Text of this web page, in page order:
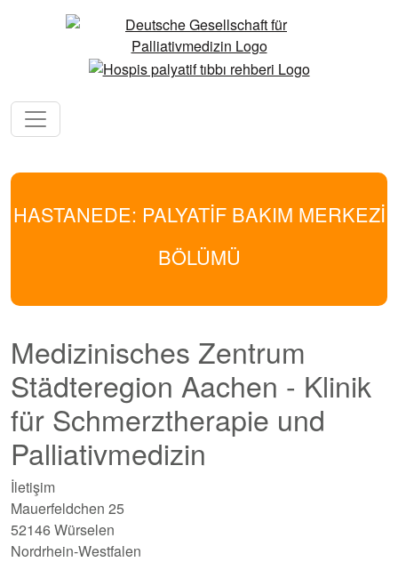
HASTANEDE: PALYATİF BAKIM MERKEZİ
BÖLÜMÜ
Medizinisches Zentrum
Städteregion Aachen - Klinik
für Schmerztherapie und
Palliativmedizin
İletişim
Mauerfeldchen 25
52146 Würselen
Nordrhein-Westfalen